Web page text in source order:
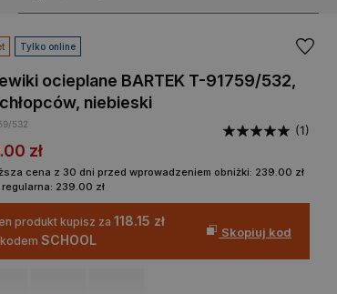
Tylko online
ocieplane BARTEK T-91759/532,
niebieski
532 (1)
zł
cena z 30 dni przed wprowadzeniem obniżki: 239.00 zł
regularna: 239.00 zł
produkt kupisz za 118.15 zł
SCHOOL Skopiuj kod